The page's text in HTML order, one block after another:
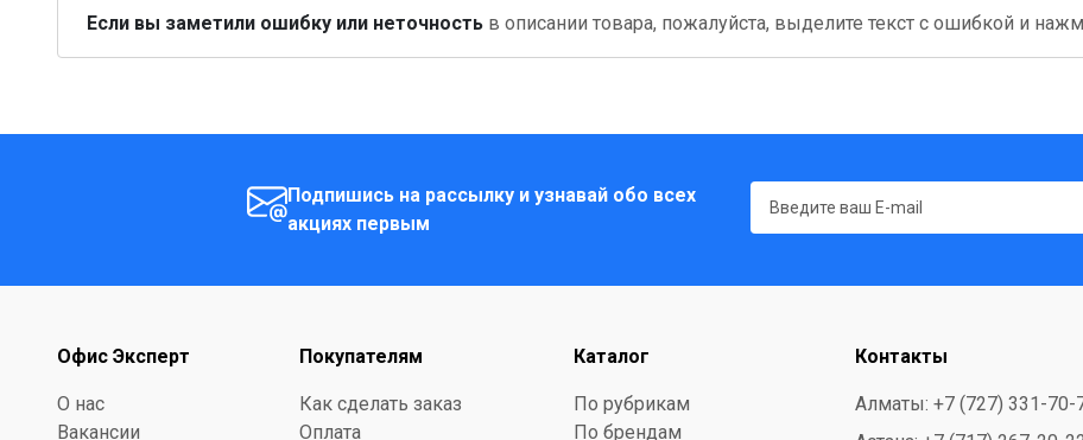
Если вы заметили ошибку или неточность в описании товара, пожалуйста, выделите текст с ошибкой и
Подпишись на рассылку и узнавай обо всех
акциях первым
Офис Эксперт
О нас
Вакансии
Покупателям
Как сделать заказ
Оплата
Каталог
По рубрикам
По брендам
Контакты
Алматы: +7 (727) 331-70-